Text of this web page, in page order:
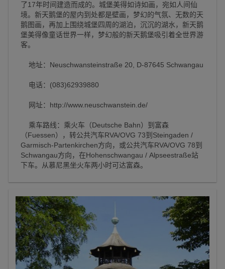
了17年时间建造而成的。城堡美得如诗如画，宛如人间仙
境。新天鹅堡的屋内到处都是壁画，梦幻的气氛、无数的天
鹅图画，再加上围绕城堡四周的湖泊，沉沉的湖水，新天鹅
堡美得像童话世界一样，梦幻般的新天鹅堡吸引着全世界游
客。
地址：Neuschwansteinstraße 20, D-87645 Schwangau
电话：(083)62939880
网址：http://www.neuschwanstein.de/
乘车路线：乘火车（Deutsche Bahn）到富森
（Fuessen），转公共汽车RVA/OVG 73到Steingaden /
Garmisch-Partenkirchen方向，或公共汽车RVA/OVG 78到
Schwangau方向，在Hohenschwangau / Alpseestraße站
下车。从慕尼黑坐火车两小时可达富森。